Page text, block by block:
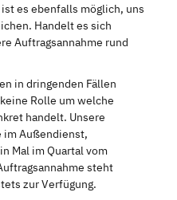
es ebenfalls möglich, uns
Handelt es sich
Auftragsannahme rund
in dringenden Fällen
Rolle um welche
handelt. Unsere
im Außendienst,
Mal im Quartal vom
steht
zur Verfügung.